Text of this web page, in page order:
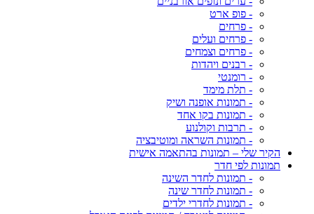
- פופ ארט
- פרחים
- פרחים ועלים
- פרחים וצמחים
- רבנים ויהדות
- רומנטי
- תלת מימד
- תמונות אופנה ושיק
- תמונות בקו אחד
- תרבות וקולנוע
- תמונות השראה ומוטיבציה
הקיר שלי – תמונות בהתאמה אישית
תמונות לפי חדר
- תמונות לחדר השינה
- תמונות לחדר שינה
- תמונות לחדרי ילדים